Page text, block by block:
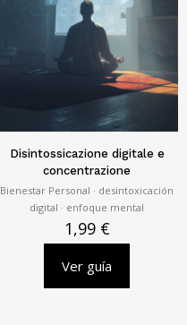
Disintossicazione digitale e
concentrazione
Bienestar Personal · desintoxicación
digital · enfoque mental
1,99 €
Ver guía